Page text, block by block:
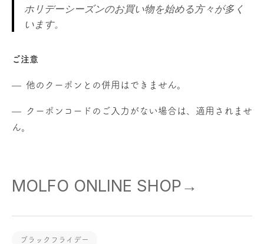
ホリデーシーズンのお買い物を始める方々が多く
います。
ご注意
他のクーポンとの併用はできません。
クーポンコードのご入力がない場合は、適用されませ
ん。
MOLFO ONLINE SHOP→
ブラックフライデー